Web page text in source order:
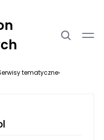
tematyczne›